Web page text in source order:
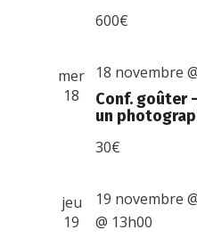
600€
mer
18
Conf. goûter
un
18 novembre
30€
jeu
19
19 novembre
@ 13h00